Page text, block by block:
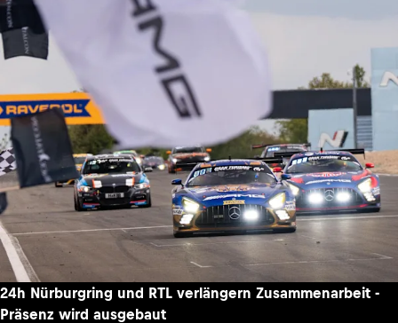
24h Nürburgring und RTL verlängern Zusammenarbeit -
Präsenz wird ausgebaut